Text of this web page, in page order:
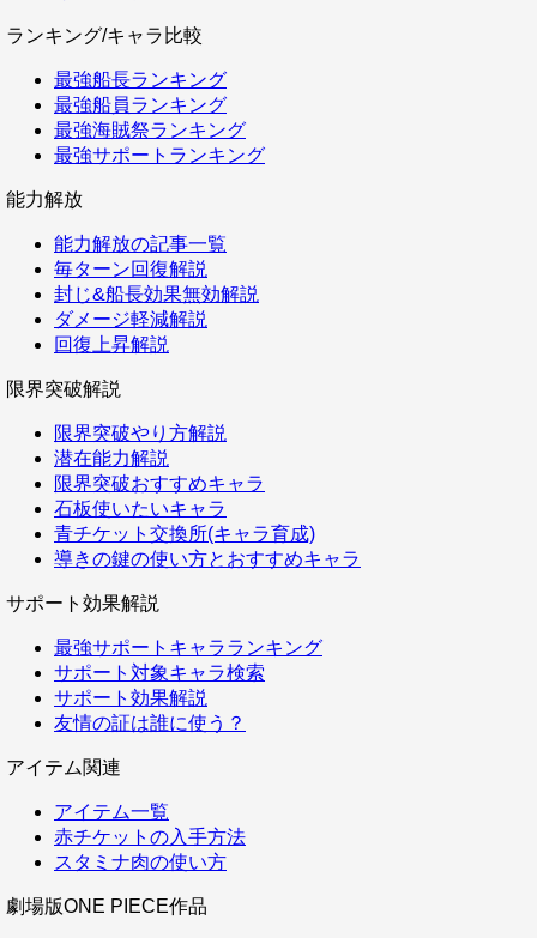
ランキング/キャラ比較
最強船長ランキング
最強船員ランキング
最強海賊祭ランキング
最強サポートランキング
能力解放
能力解放の記事一覧
毎ターン回復解説
封じ&船長効果無効解説
ダメージ軽減解説
回復上昇解説
限界突破解説
限界突破やり方解説
潜在能力解説
限界突破おすすめキャラ
石板使いたいキャラ
青チケット交換所(キャラ育成)
導きの鍵の使い方とおすすめキャラ
サポート効果解説
最強サポートキャラランキング
サポート対象キャラ検索
サポート効果解説
友情の証は誰に使う？
アイテム関連
アイテム一覧
赤チケットの入手方法
スタミナ肉の使い方
劇場版ONE PIECE作品